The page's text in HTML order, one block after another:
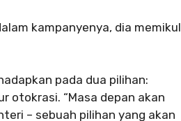
kampanyenya, dia memikul
pada dua pilihan:
otokrasi. “Masa depan akan
– sebuah pilihan yang akan